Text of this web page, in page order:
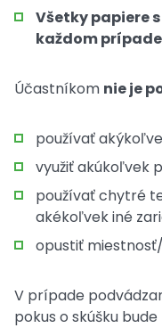
Všetky papiere
každom
Účastníkom nie je
používať
využiť akúkoľvek
používať chytré
akékoľvek iné
opustiť
V prípade
pokus o skúšku